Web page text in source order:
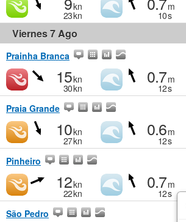
kn
23kn
m
10s
Viernes 7 Ago
Prainha Branca
15kn
30kn
0.7m
12s
Praia Grande
10kn
27kn
0.6m
12s
Pinheiro
12kn
22kn
0.7m
12s
São Pedro